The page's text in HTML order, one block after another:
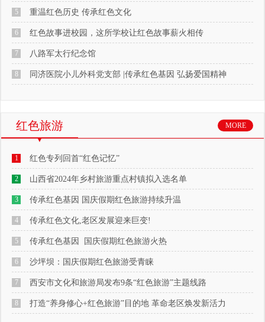
5 重温红色历史 传承红色文化
6 红色故事进校园，这所学校让红色故事薪火相传
7 八路军太行纪念馆
8 同济医院小儿外科党支部 |传承红色基因 弘扬爱国精神
红色旅游 MORE
1 红色专列回首“红色记忆”
2 山西省2024年乡村旅游重点村镇拟入选名单
3 传承红色基因 国庆假期红色旅游持续升温
4 传承红色文化,老区发展迎来巨变!
5 传承红色基因 国庆假期红色旅游火热
6 沙坪坝：国庆假期红色旅游受青睐
7 西安市文化和旅游局发布9条“红色旅游”主题线路
8 打造“养身修心+红色旅游”目的地 革命老区焕发新活力